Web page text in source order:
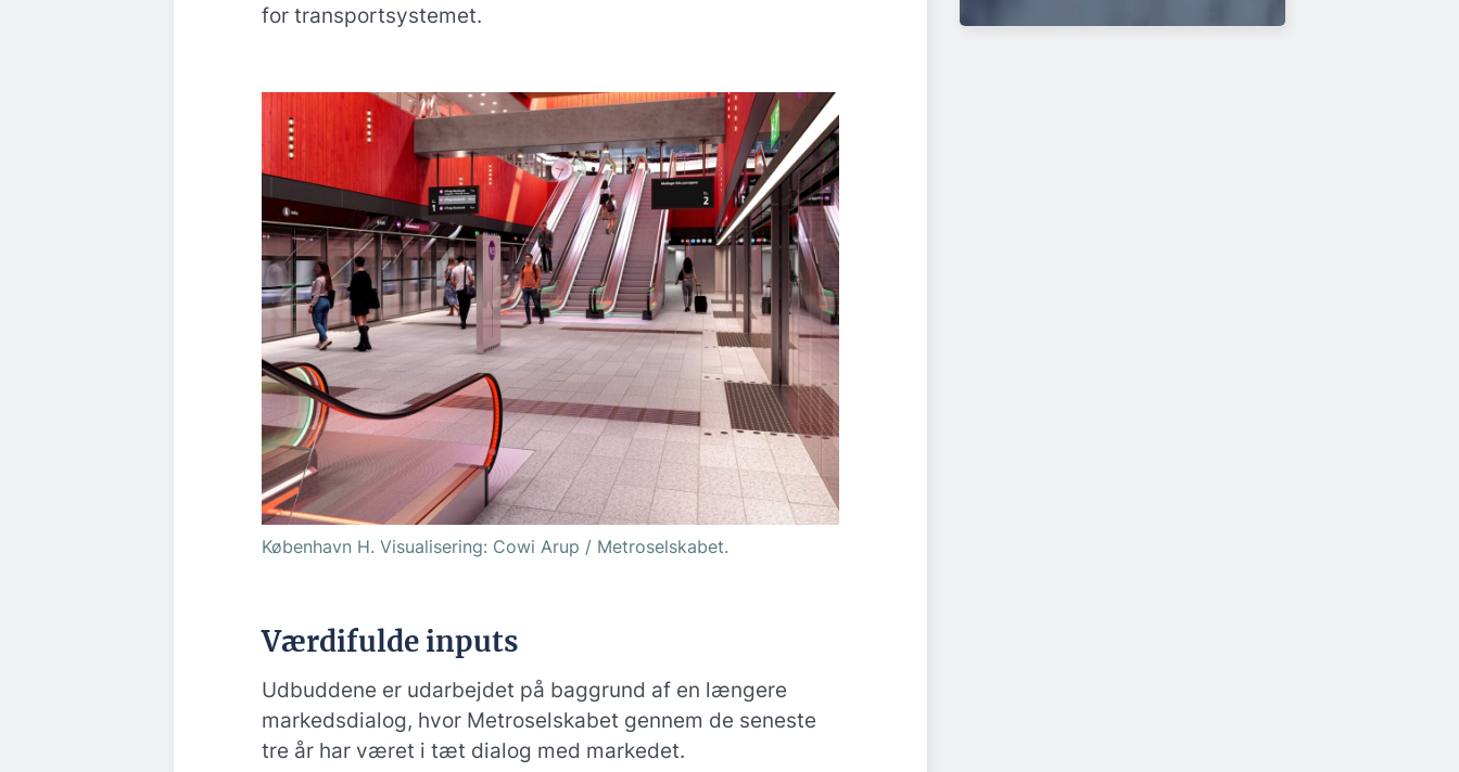
for transportsystemet.
København H. Visualisering: Cowi Arup / Metroselskabet.
Værdifulde inputs
Udbuddene er udarbejdet på baggrund af en længere
markedsdialog, hvor Metroselskabet gennem de seneste
tre år har været i tæt dialog med markedet.